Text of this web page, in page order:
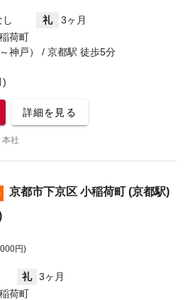
し 礼
3ヶ月
荷町
神戸） / 京都駅 徒歩5分
)
詳細を見る
社
京都市下京区 小稲荷町 (京都駅)
円)
礼
3ヶ月
荷町